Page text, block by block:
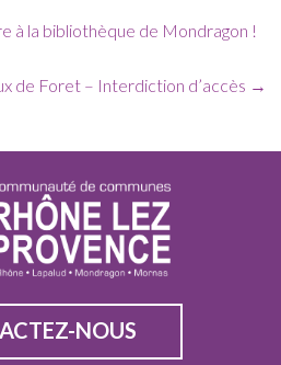
à la bibliothèque de Mondragon !
de Foret – Interdiction d’accès →
NOUS